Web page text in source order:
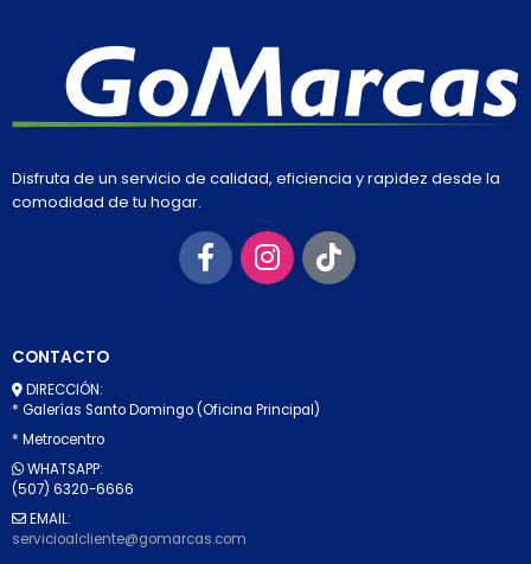
Disfruta de un servicio de calidad, eficiencia y rapidez desde la
comodidad de tu hogar.
CONTACTO
DIRECCIÓN:
* Galerías Santo Domingo (Oficina Principal)
* Metrocentro
WHATSAPP:
(507) 6320-6666
EMAIL:
servicioalcliente@gomarcas.com